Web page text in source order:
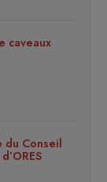
caveaux
du Conseil